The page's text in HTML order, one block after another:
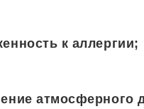
к аллергии;
атмосферного